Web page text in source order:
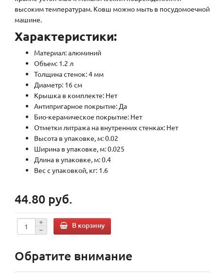
высоким температурам. Ковш можно мыть в посудомоечной
машине.
Характеристики:
Материал: алюминий
Объем: 1.2 л
Толщина стенок: 4 мм
Диаметр: 16 см
Крышка в комплекте: Нет
Антипригарное покрытие: Да
Био-керамическое покрытие: Нет
Отметки литража на внутренних стенках: Нет
Высота в упаковке, м: 0.02
Ширина в упаковке, м: 0.025
Длина в упаковке, м: 0.4
Вес с упаковкой, кг: 1.6
44.80 руб.
В корзину
Обратите внимание